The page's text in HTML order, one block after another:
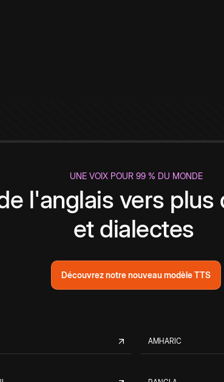
UNE VOIX POUR 99 % DU MONDE
l'anglais vers plus
et dialectes
Découvrez notre nouveau modèle TTS
AMHARIC